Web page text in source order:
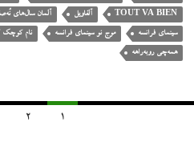
TOUT VA BIEN آلفاویل آلمان سال‌های
سینمای فرانسه موج نو سینمای فرانسه نام کوچک
همه‌چی روبه‌راهه
1
2